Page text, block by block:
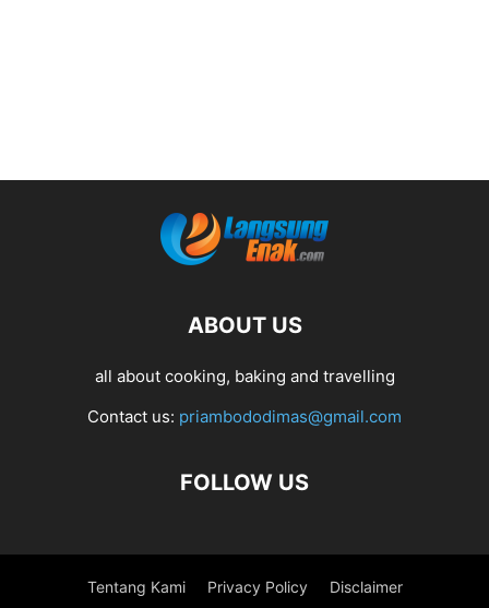
ABOUT US
all about cooking, baking and travelling
Contact us: priambododimas@gmail.com
FOLLOW US
Tentang Kami Privacy Policy Disclaimer